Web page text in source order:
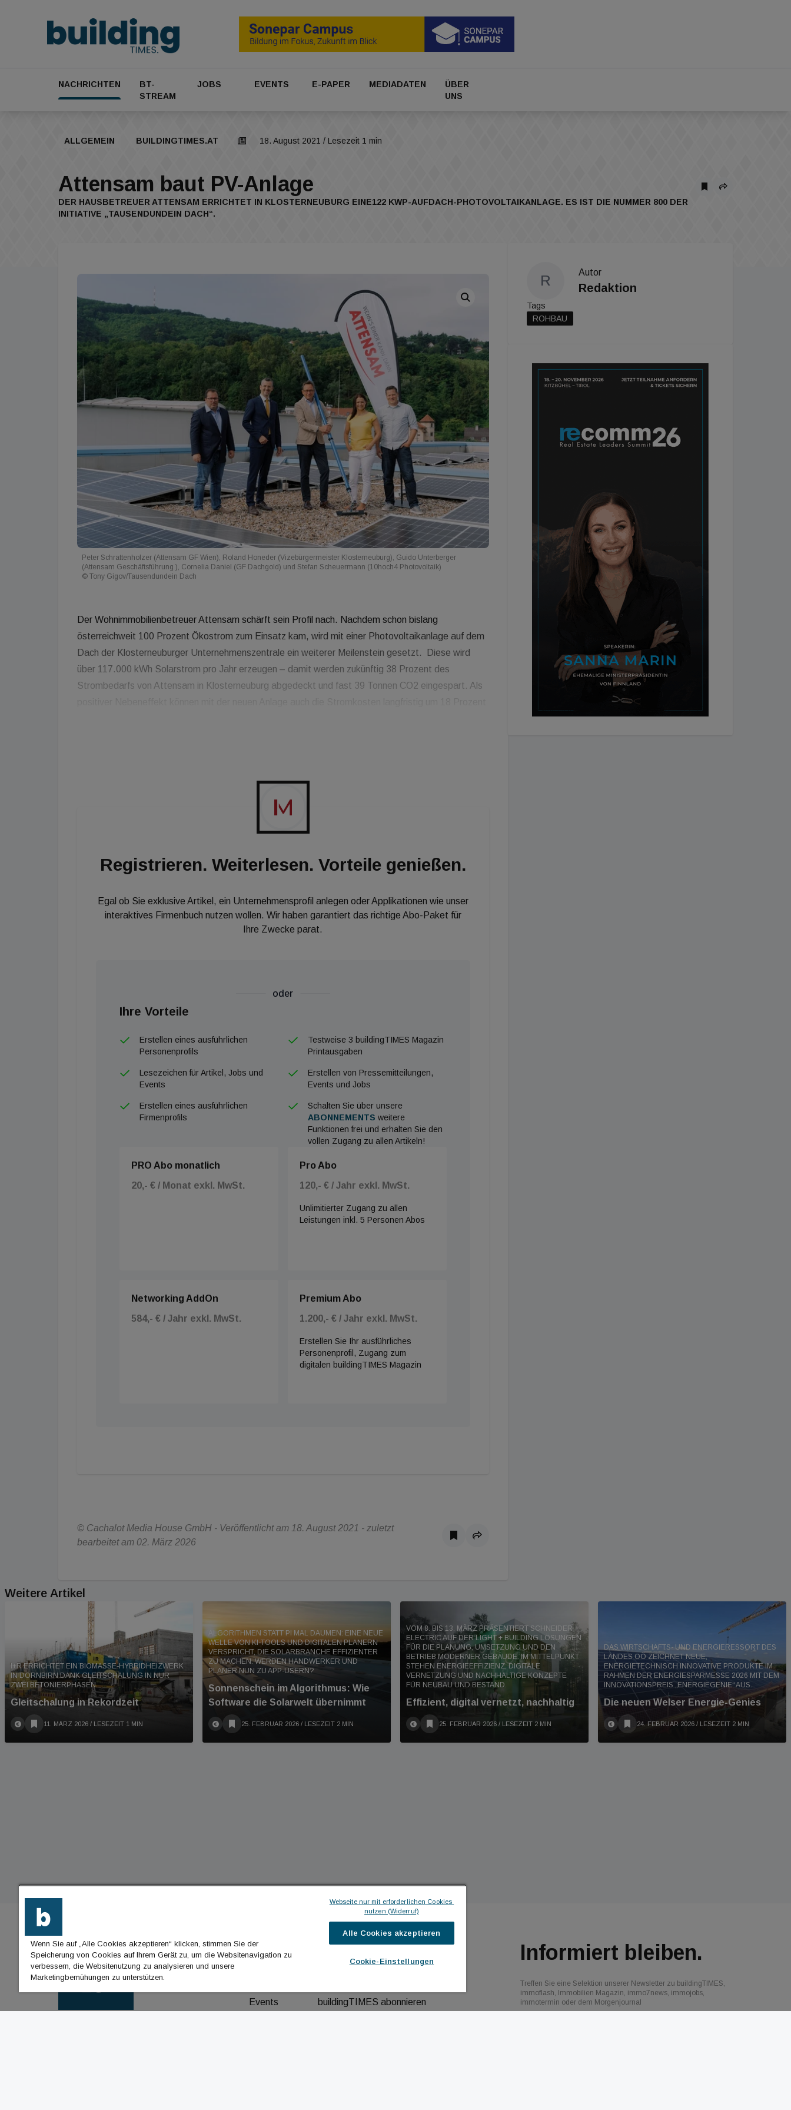
NACHRICHTEN
BT-
STREAM
JOBS EVENTS E-PAPER MEDIADATEN
ÜBER
UNS
ALLGEMEIN BUILDINGTIMES.AT 18. August 2021 / Lesezeit 1 min
Attensam baut PV-Anlage
DER HAUSBETREUER ATTENSAM ERRICHTET IN KLOSTERNEUBURG EINE122 KWP-AUFDACH-PHOTOVOLTAIKANLAGE. ES IST DIE NUMMER 800 DER
INITIATIVE „TAUSENDUNDEIN DACH“.
Peter Schrattenholzer (Attensam GF Wien), Roland Honeder (Vizebürgermeister Klosterneuburg), Guido Unterberger
(Attensam Geschäftsführung ), Cornelia Daniel (GF Dachgold) und Stefan Scheuermann (10hoch4 Photovoltaik)
© Tony Gigov/Tausendundein Dach
Der Wohnimmobilienbetreuer Attensam schärft sein Profil nach. Nachdem schon bislang
österreichweit 100 Prozent Ökostrom zum Einsatz kam, wird mit einer Photovoltaikanlage auf dem
Dach der Klosterneuburger Unternehmenszentrale ein weiterer Meilenstein gesetzt. Diese wird
über 117.000 kWh Solarstrom pro Jahr erzeugen – damit werden zukünftig 38 Prozent des
Strombedarfs von Attensam in Klosterneuburg abgedeckt und fast 39 Tonnen CO2 eingespart. Als
auszustatten – bei Attensam handelt es sich um Nummer 800.
Registrieren. Weiterlesen. Vorteile genießen.
Egal ob Sie exklusive Artikel, ein Unternehmensprofil anlegen oder Applikationen wie unser
interaktives Firmenbuch nutzen wollen. Wir haben garantiert das richtige Abo-Paket für
Ihre Zwecke parat.
oder
Ihre Vorteile
Erstellen eines ausführlichen
Personenprofils
Testweise 3 buildingTIMES Magazin
Printausgaben
Lesezeichen für Artikel, Jobs und
Events
Erstellen von Pressemitteilungen,
Events und Jobs
Erstellen eines ausführlichen
Firmenprofils
Schalten Sie über unsere
ABONNEMENTS weitere
Funktionen frei und erhalten Sie den
vollen Zugang zu allen Artikeln!
PRO Abo monatlich
20,- € / Monat exkl. MwSt.
Pro Abo
120,- € / Jahr exkl. MwSt.
Unlimitierter Zugang zu allen
Leistungen inkl. 5 Personen Abos
Networking AddOn
584,- € / Jahr exkl. MwSt.
Premium Abo
1.200,- € / Jahr exkl. MwSt.
Erstellen Sie Ihr ausführliches
Personenprofil, Zugang zum
digitalen buildingTIMES Magazin
© Cachalot Media House GmbH - Veröffentlicht am 18. August 2021 - zuletzt
bearbeitet am 02. März 2026
R
Autor
Redaktion
Tags
ROHBAU
Weitere Artikel
I+R ERRICHTET EIN BIOMASSE-HYBRIDHEIZWERK
IN DORNBIRN DANK GLEITSCHALUNG IN NUR
ZWEI BETONIERPHASEN.
Gleitschalung in Rekordzeit
11. MÄRZ 2026 / LESEZEIT 1 MIN
ALGORITHMEN STATT PI MAL DAUMEN: EINE NEUE
WELLE VON KI-TOOLS UND DIGITALEN PLANERN
VERSPRICHT, DIE SOLARBRANCHE EFFIZIENTER
ZU MACHEN. WERDEN HANDWERKER UND
PLANER NUN ZU APP-USERN?
Sonnenschein im Algorithmus: Wie
Software die Solarwelt übernimmt
25. FEBRUAR 2026 / LESEZEIT 2 MIN
VOM 8. BIS 13. MÄRZ PRÄSENTIERT SCHNEIDER
ELECTRIC AUF DER LIGHT + BUILDING LÖSUNGEN
FÜR DIE PLANUNG, UMSETZUNG UND DEN
BETRIEB MODERNER GEBÄUDE. IM MITTELPUNKT
STEHEN ENERGIEEFFIZIENZ, DIGITALE
VERNETZUNG UND NACHHALTIGE KONZEPTE
FÜR NEUBAU UND BESTAND.
Effizient, digital vernetzt, nachhaltig
25. FEBRUAR 2026 / LESEZEIT 2 MIN
DAS WIRTSCHAFTS- UND ENERGIERESSORT DES
LANDES OÖ ZEICHNET NEUE,
ENERGIETECHNISCH INNOVATIVE PRODUKTE IM
RAHMEN DER ENERGIESPARMESSE 2026 MIT DEM
INNOVATIONSPREIS „ENERGIEGENIE“ AUS.
Die neuen Welser Energie-Genies
24. FEBRUAR 2026 / LESEZEIT 2 MIN
BUILDINGTIMES
Events
ICH MÖCHTE ...
buildingTIMES abonnieren
Informiert bleiben.
Treffen Sie eine Selektion unserer Newsletter zu buildingTIMES,
immoflash, Immobilien Magazin, immo7news, immojobs,
immotermin oder dem Morgenjournal
Wenn Sie auf „Alle Cookies akzeptieren“ klicken, stimmen Sie der
Speicherung von Cookies auf Ihrem Gerät zu, um die Websitenavigation zu
verbessern, die Websitenutzung zu analysieren und unsere
Marketingbemühungen zu unterstützen.
Webseite nur mit erforderlichen Cookies
nutzen (Widerruf)
Alle Cookies akzeptieren
Cookie-Einstellungen